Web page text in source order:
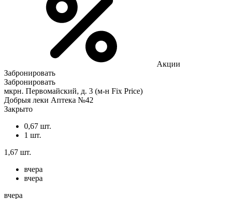
Акции
Забронировать
Забронировать
мкрн. Первомайский, д. 3 (м-н Fix Рrice)
Добрыя леки Аптека №42
Закрыто
0,67 шт.
1 шт.
1,67 шт.
вчера
вчера
вчера